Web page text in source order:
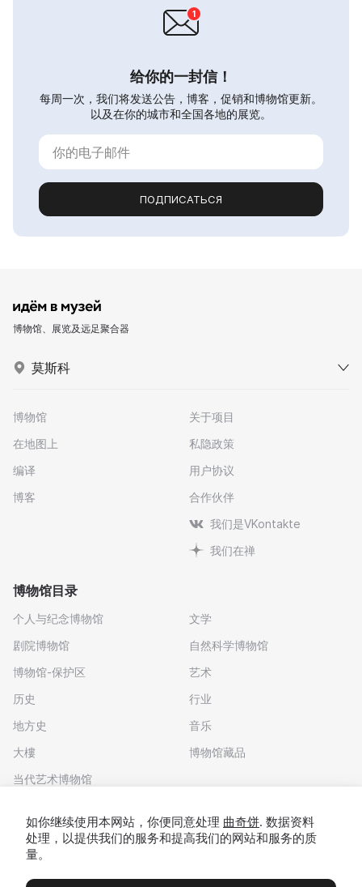
给你的一封信！
每周一次，我们将发送公告，博客，促销和博物馆更新。
以及在你的城市和全国各地的展览。
ПОДПИСАТЬСЯ
博物馆、展览及远足聚合器
莫斯科
博物馆
在地图上
编译
博客
关于项目
私隐政策
用户协议
合作伙伴
我们是VKontakte
我们在禅
博物馆目录
个人与纪念博物馆
剧院博物馆
博物馆-保护区
历史
地方史
大樓
当代艺术博物馆
文学
自然科学博物馆
艺术
行业
音乐
博物馆藏品
如你继续使用本网站，你便同意处理 曲奇饼. 数据资料
处理，以提供我们的服务和提高我们的网站和服务的质
量。